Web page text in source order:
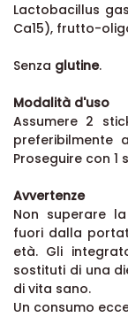
Lactobacillus
Ca15), frutto-
Senza glutine.
Modalità d'uso
Assumere 2
preferibilmente
Proseguire con 1
Avvertenze
Non superare
fuori dalla
età. Gli
sostituti di una
di vita sano.
Un consumo